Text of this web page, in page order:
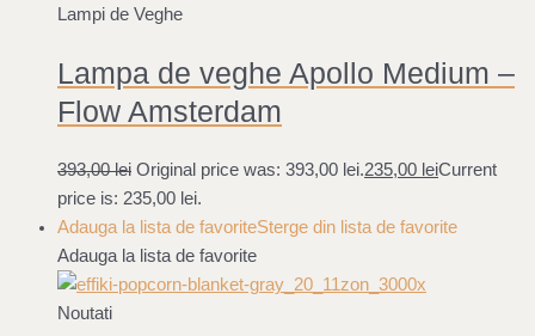
Lampi de Veghe
Lampa de veghe Apollo Medium –
Flow Amsterdam
393,00lei Original price was: 393,00 lei.235,00 leiCurrent
price is: 235,00 lei.
Adauga la lista de favoriteSterge din lista de favorite
Adauga la lista de favorite
Noutati